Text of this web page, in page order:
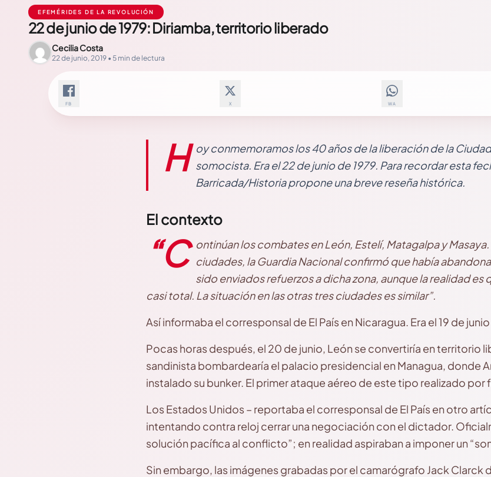
EFEMÉRIDES DE LA REVOLUCIÓN
22 de junio de 1979: Diriamba, territorio liberado
Cecilia Costa
22 de junio, 2019 • 5 min de lectura
FB X WA
H
oy conmemoramos los 40 años de la liberación de la
somocista. Era el 22 de junio de 1979. Para recordar esta
Barricada/Historia propone una breve reseña histórica.
El contexto
“C
ontinúan los combates en León, Estelí, Matagalpa y
ciudades, la Guardia Nacional confirmó que había
sido enviados refuerzos a dicha zona, aunque la realidad es
casi total. La situación en las otras tres ciudades es similar”.
Así informaba el corresponsal de El País en Nicaragua. Era el 19 de
Pocas horas después, el 20 de junio, León se convertiría en territorio
sandinista bombardearía el palacio presidencial en Managua, donde
instalado su bunker. El primer ataque aéreo de este tipo realizado por
Los Estados Unidos – reportaba el corresponsal de El País en otro
intentando contra reloj cerrar una negociación con el dictador.
solución pacífica al conflicto”; en realidad aspiraban a imponer un
Sin embargo, las imágenes grabadas por el camarógrafo Jack Clarck